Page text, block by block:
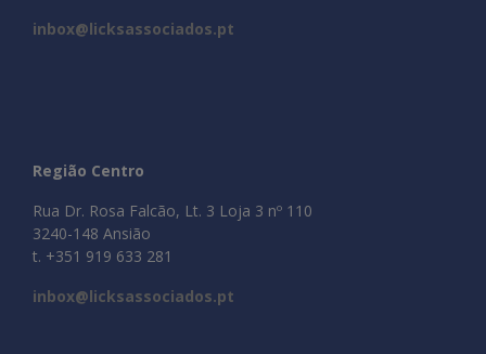
inbox@licksassociados.pt
Região Centro
Rua Dr. Rosa Falcão, Lt. 3 Loja 3 nº 110
3240-148 Ansião
t. +351 919 633 281
inbox@licksassociados.pt